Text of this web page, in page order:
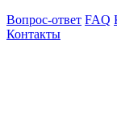
Вопрос-ответ FAQ
Контакты